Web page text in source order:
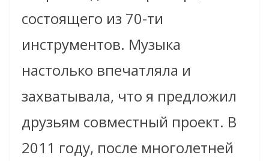
состоящего из 70-ти
инструментов. Музыка
настолько впечатляла и
захватывала, что я предложил
друзьям совместный проект. В
2011 году, после многолетней